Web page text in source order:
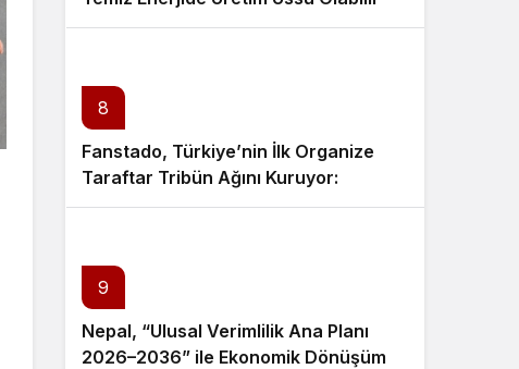
mi?
8
Fanstado, Türkiye’nin İlk Organize
Taraftar Tribün Ağını Kuruyor:
İşletmeler İçin Başvurular Açıldı
9
Nepal, “Ulusal Verimlilik Ana Planı
2026–2036” ile Ekonomik Dönüşüm